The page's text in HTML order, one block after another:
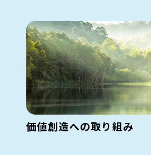
価値創造への取り組み